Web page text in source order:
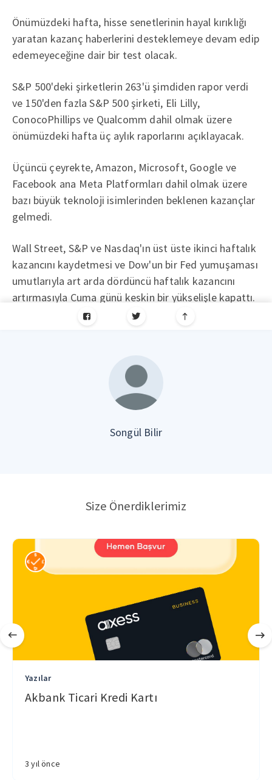
Önümüzdeki hafta, hisse senetlerinin hayal kırıklığı
yaratan kazanç haberlerini desteklemeye devam edip
edemeyeceğine dair bir test olacak.
S&P 500'deki şirketlerin 263'ü şimdiden rapor verdi
ve 150'den fazla S&P 500 şirketi, Eli Lilly,
ConocoPhillips ve Qualcomm dahil olmak üzere
önümüzdeki hafta üç aylık raporlarını açıklayacak.
Üçüncü çeyrekte, Amazon, Microsoft, Google ve
Facebook ana Meta Platformları dahil olmak üzere
bazı büyük teknoloji isimlerinden beklenen kazançlar
gelmedi.
Wall Street, S&P ve Nasdaq'ın üst üste ikinci haftalık
kazancını kaydetmesi ve Dow'un bir Fed yumuşaması
umutlarıyla art arda dördüncü haftalık kazancını
artırmasıyla Cuma günü keskin bir yükselişle kapattı.
Songül Bilir
Size Önerdiklerimiz
Yazılar
Akbank Ticari Kredi Kartı
3 yıl önce